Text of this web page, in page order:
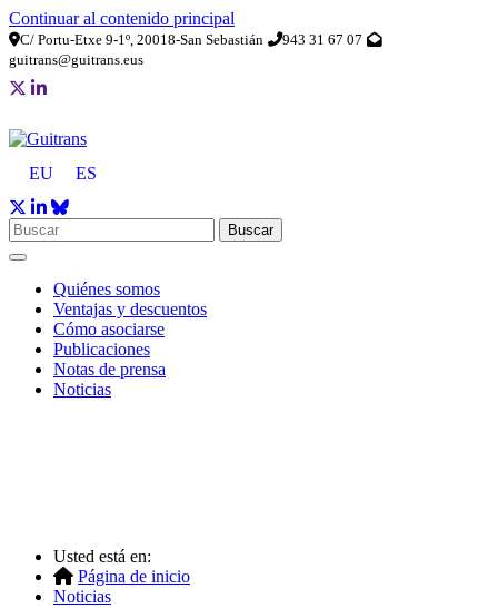
Continuar al contenido principal
C/ Portu-Etxe 9-1º, 20018-San Sebastián
943 31 67 07
guitrans@guitrans.eus
EU ES
Buscar
Quiénes somos
Ventajas y descuentos
Cómo asociarse
Publicaciones
Notas de prensa
Noticias
Usted está en:
Página de inicio
Noticias